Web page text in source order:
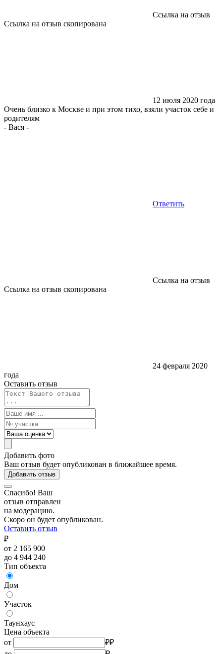
Ссылка на отзыв
Ссылка на отзыв скопирована
12 июля 2020 года
Очень близко к Москве и при этом тихо, взяли участок себе и
родителям
- Вася -
Ответить
Ссылка на отзыв
Ссылка на отзыв скопирована
24 февраля 2020
года
Оставить отзыв
Добавить фото
Ваш отзыв будет опубликован в ближайшее время.
Добавить отзыв
Спасибо! Ваш
отзыв отправлен
на модерацию.
Скоро он будет опубликован.
Оставить отзыв
₽
от 2 165 900
до 4 944 240
Тип объекта
Дом
Участок
Таунхаус
Цена объекта
от
₽₽